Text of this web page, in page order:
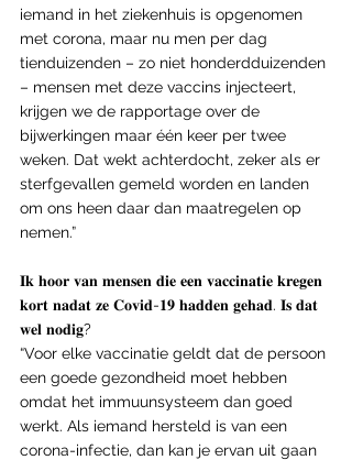
iemand in het ziekenhuis is opgenomen
met corona, maar nu men per dag
tienduizenden – zo niet honderdduizenden
– mensen met deze vaccins injecteert,
krijgen we de rapportage over de
bijwerkingen maar één keer per twee
weken. Dat wekt achterdocht, zeker als er
sterfgevallen gemeld worden en landen
om ons heen daar dan maatregelen op
nemen.”
𝐈𝐤 𝐡𝐨𝐨𝐫 𝐯𝐚𝐧 𝐦𝐞𝐧𝐬𝐞𝐧 𝐝𝐢𝐞 𝐞𝐞𝐧 𝐯𝐚𝐜𝐜𝐢𝐧𝐚𝐭𝐢𝐞 𝐤𝐫𝐞𝐠𝐞𝐧
𝐤𝐨𝐫𝐭 𝐧𝐚𝐝𝐚𝐭 𝐳𝐞 𝐂𝐨𝐯𝐢𝐝-𝟏𝟗 𝐡𝐚𝐝𝐝𝐞𝐧 𝐠𝐞𝐡𝐚𝐝. 𝐈𝐬 𝐝𝐚𝐭
𝐰𝐞𝐥 𝐧𝐨𝐝𝐢𝐠?
“Voor elke vaccinatie geldt dat de persoon
een goede gezondheid moet hebben
omdat het immuunsysteem dan goed
werkt. Als iemand hersteld is van een
corona-infectie, dan kan je ervan uit gaan